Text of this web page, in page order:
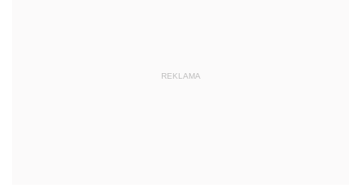
REKLAMA